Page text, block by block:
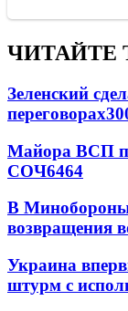
ЧИТАЙТЕ
Зеленский
переговорах
Майора ВСП
СОЧ6464
В Минобороны
возвращения
Украина
штурм с